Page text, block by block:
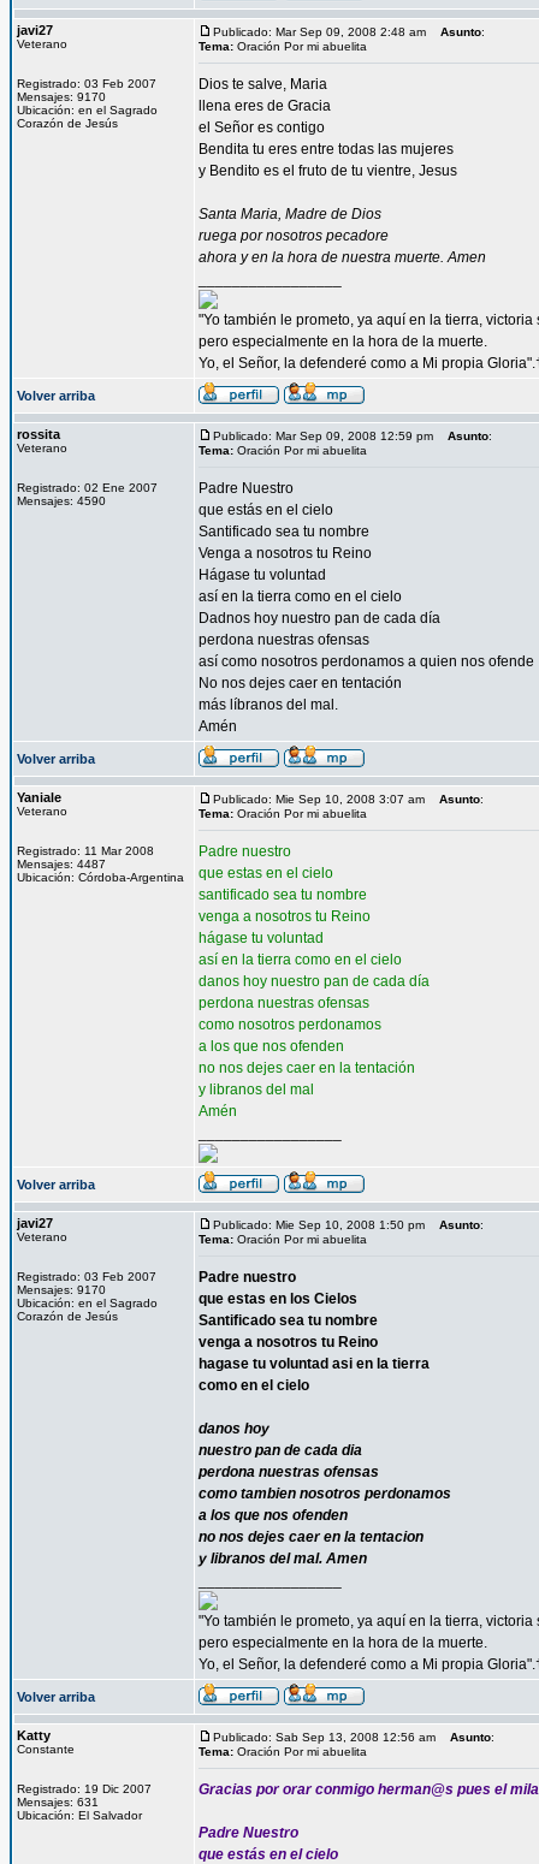
javi27
Veterano
Registrado: 03 Feb 2007
Mensajes: 9170
Ubicación: en el Sagrado
Corazón de Jesús
Publicado: Mar Sep 09, 2008 2:48 am Asunto:
Tema: Oración Por mi abuelita
Dios te salve, Maria
llena eres de Gracia
el Señor es contigo
Bendita tu eres entre todas las mujeres
y Bendito es el fruto de tu vientre, Jesus
Santa Maria, Madre de Dios
ruega por nosotros pecadore
ahora y en la hora de nuestra muerte. Amen
"Yo también le prometo, ya aquí en la tierra,
pero especialmente en la hora de la muerte.
Yo, el Señor, la defenderé como a Mi propia
Volver arriba
rossita
Veterano
Registrado: 02 Ene 2007
Mensajes: 4590
Publicado: Mar Sep 09, 2008 12:59 pm Asunto:
Tema: Oración Por mi abuelita
Padre Nuestro
que estás en el cielo
Santificado sea tu nombre
Venga a nosotros tu Reino
Hágase tu voluntad
así en la tierra como en el cielo
Dadnos hoy nuestro pan de cada día
perdona nuestras ofensas
así como nosotros perdonamos a quien nos ofende
No nos dejes caer en tentación
más líbranos del mal.
Amén
Volver arriba
Yaniale
Veterano
Registrado: 11 Mar 2008
Mensajes: 4487
Ubicación: Córdoba-Argentina
Publicado: Mie Sep 10, 2008 3:07 am Asunto:
Tema: Oración Por mi abuelita
Padre nuestro
que estas en el cielo
santificado sea tu nombre
venga a nosotros tu Reino
hágase tu voluntad
así en la tierra como en el cielo
danos hoy nuestro pan de cada día
perdona nuestras ofensas
como nosotros perdonamos
a los que nos ofenden
no nos dejes caer en la tentación
y libranos del mal
Amén
Volver arriba
javi27
Veterano
Registrado: 03 Feb 2007
Mensajes: 9170
Ubicación: en el Sagrado
Corazón de Jesús
Publicado: Mie Sep 10, 2008 1:50 pm Asunto:
Tema: Oración Por mi abuelita
Padre nuestro
que estas en los Cielos
Santificado sea tu nombre
venga a nosotros tu Reino
hagase tu voluntad asi en la tierra
como en el cielo
danos hoy
nuestro pan de cada dia
perdona nuestras ofensas
como tambien nosotros perdonamos
a los que nos ofenden
no nos dejes caer en la tentacion
y libranos del mal. Amen
"Yo también le prometo, ya aquí en la tierra,
pero especialmente en la hora de la muerte.
Yo, el Señor, la defenderé como a Mi propia
Volver arriba
Katty
Constante
Registrado: 19 Dic 2007
Mensajes: 631
Ubicación: El Salvador
Publicado: Sab Sep 13, 2008 12:56 am Asunto:
Tema: Oración Por mi abuelita
Gracias por orar conmigo herman@s pues el
Padre Nuestro
que estás en el cielo